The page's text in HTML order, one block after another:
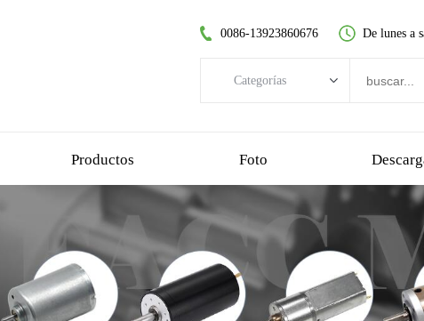
0086-13923860676 De lunes a
Categorías
motor dc cepillado
motor sin escobillas sin núcleo
motorreductor planetario
Productos Foto